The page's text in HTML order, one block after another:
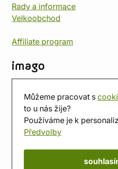
Můžeme pracovat s
to u nás žije?
Používáme je k
Předvolby
Rady a informace
Velkoobchod
Affiliate program
imago
Prodejna
Herna
O nás
Hodnocení obchodu